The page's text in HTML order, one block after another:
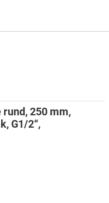
rund, 250 mm,
G1/2“,